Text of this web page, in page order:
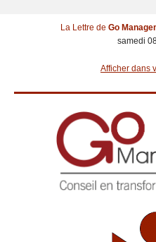
La Lettre de Go
samedi
Afficher dans